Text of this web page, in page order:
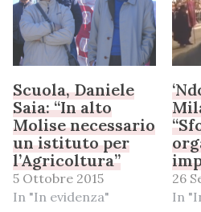
Scuola, Daniele
Saia: “In alto
Molise necessario
un istituto per
l’Agricoltura”
5 Ottobre 2015
In "In evidenza"
26
In